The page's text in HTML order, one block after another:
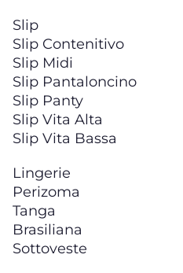
Slip
Slip Contenitivo
Slip Midi
Slip Pantaloncino
Slip Panty
Slip Vita Alta
Slip Vita Bassa
Lingerie
Perizoma
Tanga
Brasiliana
Sottoveste